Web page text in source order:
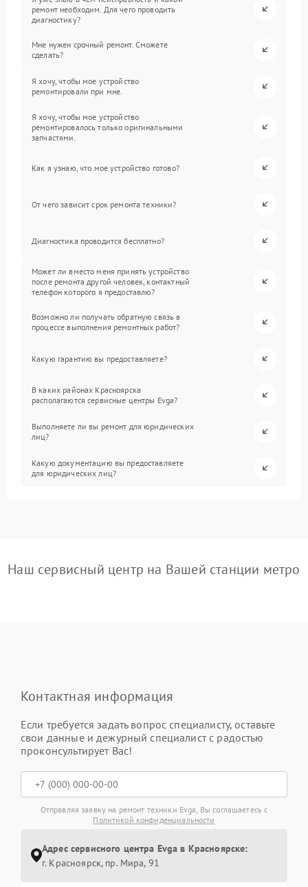
ремонт необходим. Для чего проводить
диагностику?
Мне нужен срочный ремонт. Сможете
сделать?
Я хочу, чтобы мое устройство
ремонтировали при мне.
Я хочу, чтобы мое устройство
ремонтировалось только оригинальными
запчастями.
Как я узнаю, что мое устройство готово?
От чего зависит срок ремонта техники?
Диагностика проводится бесплатно?
Может ли вместо меня принять устройство
после ремонта другой человек, контактный
телефон которого я предоставлю?
Возможно ли получать обратную связь в
процессе выполнения ремонтных работ?
Какую гарантию вы предоставляете?
В каких районах Красноярска
располагаются сервисные центры Evga?
Выполняете ли вы ремонт для юридических
лиц?
Какую документацию вы предоставляете
для юридических лиц?
Наш сервисный центр на Вашей станции метро
Контактная информация
Если требуется задать вопрос специалисту, оставьте
свои данные и дежурный специалист с радостью
проконсультирует Вас!
Отправляя заявку на ремонт техники Evga, Вы соглашаетесь с
Политикой конфиденциальности
Адрес сервисного центра Evga в Красноярске:
г. Красноярск, ​пр. Мира, 91